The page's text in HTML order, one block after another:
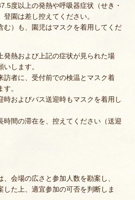
度以上の発熱や呼吸器症状（せき・
園は差し控えてください。
）も、園児はマスクを着用してくだ
熱および上記の症状が見られた場
します。
者に、受付前での検温とマスク着
。
およびバス送迎時もマスクを着用し
間の滞在を、控えてください（送迎
会場の広さと参加人数を勘案し、
した上、適宜参加の可否を判断しま